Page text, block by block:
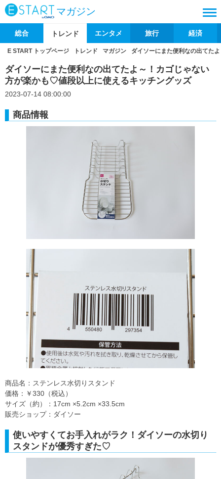
マガジン
総合 トレンド エンタメ 旅行 経済
E START トップページ トレンド マガジン ダイソーにまた便利なの出てた
ダイソーにまた便利なの出てたよ～！カゴじゃない
方が楽かも♡値段以上に使えるキッチングッズ
2023-07-14 08:00:00
商品情報
商品名：ステンレス水切りスタンド
価格：￥330（税込）
サイズ（約）：17cm ×5.2cm ×33.5cm
販売ショップ：ダイソー
使いやすくてお手入れがラク！ダイソーの水切り
スタンドが優秀すぎた♡